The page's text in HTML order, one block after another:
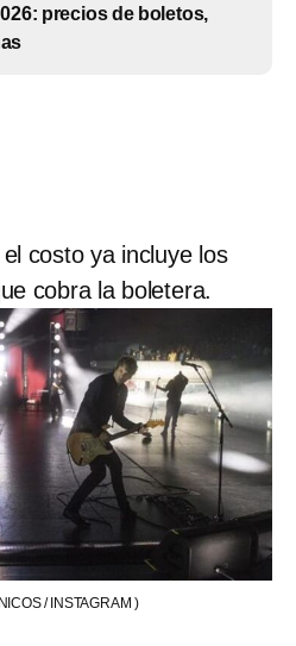
precios de boletos,
costo ya incluye los
cobra la boletera.
/ INSTAGRAM )